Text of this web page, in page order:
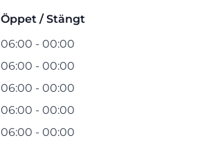
Öppet / Stängt
06:00 - 00:00
06:00 - 00:00
06:00 - 00:00
06:00 - 00:00
06:00 - 00:00